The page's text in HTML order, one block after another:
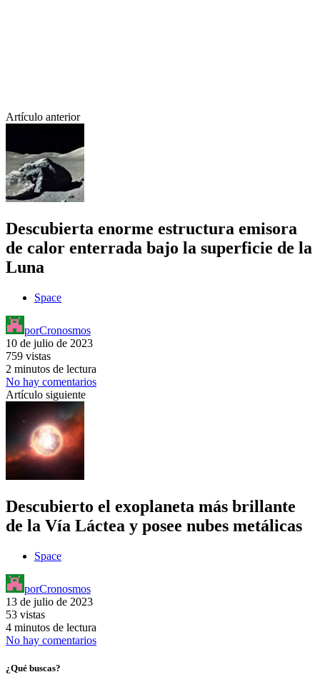
Artículo anterior
Descubierta enorme estructura emisora
de calor enterrada bajo la superficie de la
Luna
Space
porCronosmos
10 de julio de 2023
759 vistas
2 minutos de lectura
No hay comentarios
Artículo siguiente
Descubierto el exoplaneta más brillante
de la Vía Láctea y posee nubes metálicas
Space
porCronosmos
13 de julio de 2023
53 vistas
4 minutos de lectura
No hay comentarios
¿Qué buscas?